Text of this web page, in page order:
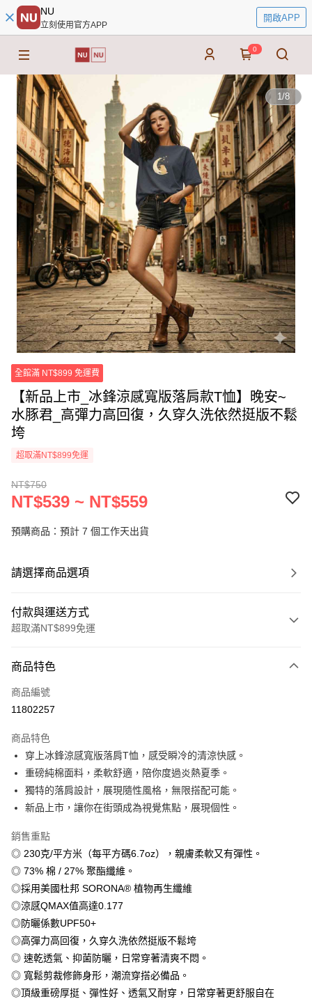
NU
立刻使用官方APP
開啟APP
0
1/8
全館滿 NT$899 免運費
【新品上市_冰鋒涼感寬版落肩款T恤】晚安~
水豚君_高彈力高回復，久穿久洗依然挺版不鬆
垮
超取滿NT$899免運
NT$750
NT$539 ~ NT$559
預購商品：預計 7 個工作天出貨
請選擇商品選項
付款與運送方式
超取滿NT$899免運
信用卡一次付款
信用卡分期付款
合作金庫商業銀行
華南商業銀行
彰化商業銀行
上海商業儲蓄銀行
台北富邦商業銀行
國泰世華商業銀行
兆豐國際商業銀行
臺灣中小企業銀行
台中商業銀行
聯邦商業銀行
元大商業銀行
永豐商業銀行
台新國際商業銀行
台灣樂天信用卡公司
6 期 0 利率 每期
華南商業銀行
彰化商業銀行
上海商業儲蓄銀行
台北富邦商業銀行
國泰世華商業銀行
兆豐國際商業銀行
匯豐（台灣）商業銀行
聯邦商業銀行
遠東國際商業銀行
元大商業銀行
玉山商業銀行
星展（台灣）商業銀行
台灣樂天信用卡公司
12 期 0 利率 每期NT$44
合作金庫商業銀行
第一商業銀行
上海商業儲蓄銀行
台北富邦商業銀行
國泰世華商業銀行
臺灣中小企業銀行
匯豐（台灣）商業銀行
華泰商業銀行
聯邦商業銀行
元大商業銀行
永豐商業銀行
玉山商業銀行
台新國際商業銀行
超商取貨付款
LINE Pay
Apple Pay
街口支付
悠遊付
Google Pay
全盈+PAY
大哥付你分期
相關說明
商品特色
商品編號
11802257
商品特色
穿上冰鋒涼感寬版落肩T恤，感受瞬冷的清涼快感。
重磅純棉面料，柔軟舒適，陪你度過炎熱夏季。
獨特的落肩設計，展現隨性風格，無限搭配可能。
新品上市，讓你在街頭成為視覺焦點，展現個性。
銷售重點
◎ 230克/平方米（每平方碼6.7oz），親膚柔軟又有彈性。
◎ 73% 棉 / 27% 聚酯纖維。
◎採用美國杜邦 SORONA® 植物再生纖維
◎涼感QMAX值高達0.177
◎防曬係數UPF50+
◎高彈力高回復，久穿久洗依然挺版不鬆垮
◎ 速乾透氣、抑菌防曬，日常穿著清爽不悶。
◎ 寬鬆剪裁修飾身形，潮流穿搭必備品。
◎頂級重磅厚挺、彈性好、透氣又耐穿，日常穿著更舒服自在